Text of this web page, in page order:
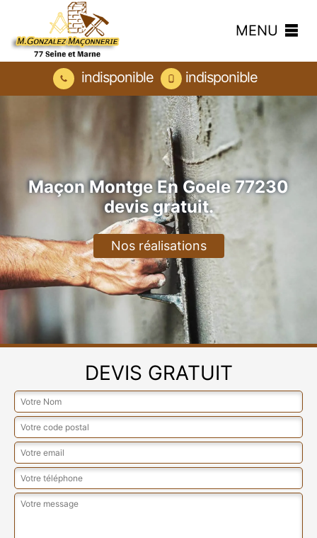
MENU
indisponible indisponible
Maçon Montge En Goele 77230
devis gratuit.
Nos réalisations
DEVIS GRATUIT